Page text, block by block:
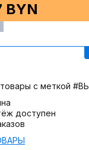
BYN
товары с меткой
доступен